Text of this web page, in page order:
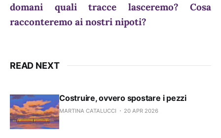
domani quali tracce lasceremo? Cosa
racconteremo ai nostri nipoti?
READ NEXT
Costruire, ovvero spostare i pezzi
MARTINA CATALUCCI 20 APR 2026